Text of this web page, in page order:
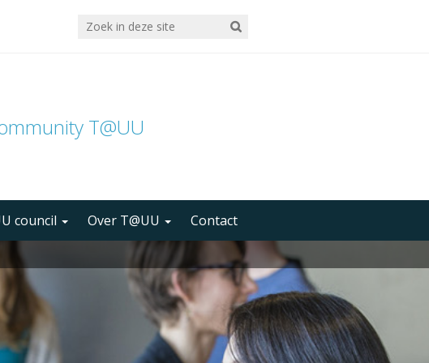
T@UU
council Over T@UU Contact